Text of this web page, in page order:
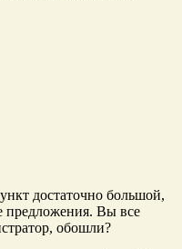
достаточно большой,
предложения. Вы все
обошли?